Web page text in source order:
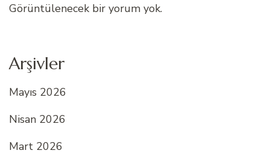
Görüntülenecek bir yorum yok.
Arşivler
Mayıs 2026
Nisan 2026
Mart 2026